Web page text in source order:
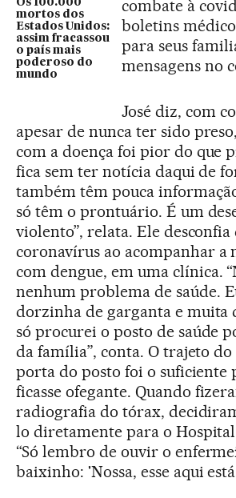
Os 100.000
mortos dos
Estados Unidos:
assim fracassou
o país mais
poderoso do
mundo
combate à
boletins
para seus
mensagens no
José diz, com
apesar de nunca ter sido
com a doença foi pior do que
fica sem ter notícia daqui de
também têm pouca
só têm o prontuário. É um
violento”, relata. Ele desconfia
coronavírus ao acompanhar a
com dengue, em uma clínica.
nenhum problema de saúde.
dorzinha de garganta e muita
só procurei o posto de saúde
da família”, conta. O trajeto
porta do posto foi o suficiente
ficasse ofegante. Quando
radiografia do tórax,
lo diretamente para o
“Só lembro de ouvir o
baixinho: 'Nossa, esse aqui